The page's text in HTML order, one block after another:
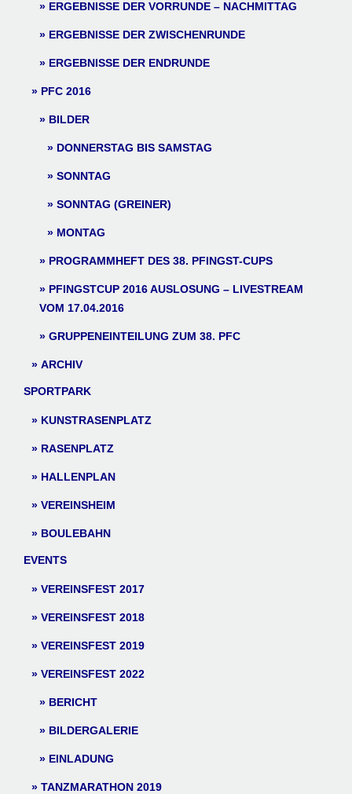
ERGEBNISSE DER VORRUNDE – NACHMITTAG
ERGEBNISSE DER ZWISCHENRUNDE
ERGEBNISSE DER ENDRUNDE
PFC 2016
BILDER
DONNERSTAG BIS SAMSTAG
SONNTAG
SONNTAG (GREINER)
MONTAG
PROGRAMMHEFT DES 38. PFINGST-CUPS
PFINGSTCUP 2016 AUSLOSUNG – LIVESTREAM
VOM 17.04.2016
GRUPPENEINTEILUNG ZUM 38. PFC
ARCHIV
SPORTPARK
KUNSTRASENPLATZ
RASENPLATZ
HALLENPLAN
VEREINSHEIM
BOULEBAHN
EVENTS
VEREINSFEST 2017
VEREINSFEST 2018
VEREINSFEST 2019
VEREINSFEST 2022
BERICHT
BILDERGALERIE
EINLADUNG
TANZMARATHON 2019